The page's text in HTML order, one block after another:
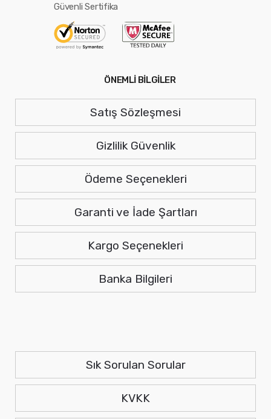
Güvenli Sertifika
ÖNEMLİ BİLGİLER
Satış Sözleşmesi
Gizlilik Güvenlik
Ödeme Seçenekleri
Garanti ve İade Şartları
Kargo Seçenekleri
Banka Bilgileri
Sık Sorulan Sorular
KVKK